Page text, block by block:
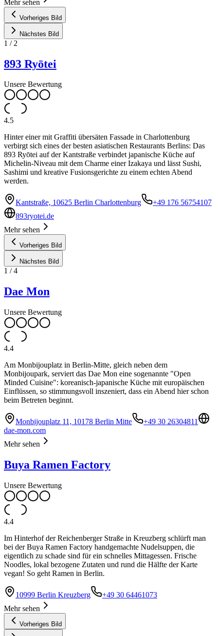
Mehr sehen
Vorheriges Bild
Nächstes Bild
1 / 2
893 Ryōtei
Unsere Bewertung
4.5
Hinter einer mit Graffiti übersäten Fassade in Charlottenburg
verbirgt sich eines der besten asiatischen Restaurants Berlins: Das
893 Ryōtei auf der Kantstraße verbindet japanische Küche auf
Michelin-Niveau mit dem Charme einer Izakaya und lässt Sushi,
Sashimi und kreative Fusionsgerichte zu einem echten Abend
werden.
Kantstraße, 10625 Berlin Charlottenburg
+49 176 56754107
893ryotei.de
Mehr sehen
Vorheriges Bild
Nächstes Bild
1 /4
Dae Mon
Unsere Bewertung
4.4
Am Monbijouplatz in Berlin-Mitte, gleich neben dem
Monbijoupark, serviert das Dae Mon eine sogenannte "Open
Minded Cuisine": koreanisch-japanische Küche mit europäischen
Einflüssen, so stimmungsvoll inszeniert, dass ein Abend hier schon
beim Betreten beginnt.
Monbijouplatz 11, 10178 Berlin Mitte
+49 30 26304811
dae-mon.com
Mehr sehen
Buya Ramen Factory
Unsere Bewertung
4.4
Im Hinterhof der Reichenberger Straße in Kreuzberg schlürft man
bei der Buya Ramen Factory handgemachte Nudelsuppen, die
eigentlich zu schade sind für ein schnelles Mittagessen. Frische
Noodles, lokal bezogene Zutaten und rund die Hälfte der Karte
vegan! So geht Ramen in Berlin.
10999 Berlin Kreuzberg
+49 30 64461073
Mehr sehen
Vorheriges Bild